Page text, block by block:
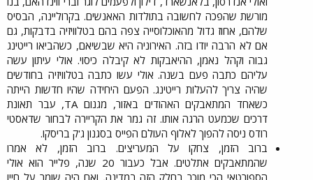
מורשת שהפכה לחשובה בתולדות האאנשים. בקרוליינה, הבסיס
שלהם, אחוז גדול מהאוכלוסייה צפה בהם בטלוויזיה בדבקות, גם
אם לא הרבה יודו בזה. האירוניה היא שבשיאם, כשהביאו רייטינג
גבוה וקהל נאמן, ההיאבקות לא קיבלה כיסוי. אולי עיתון עשה
עליהם כתבה פעם בשנה. אולי עשו כתבה בטלוויזיה בחודשים
שהיה צריך להעלות רייטינג. הפעם היחידה שהיו חדשות הייתה
כשאחד המתאבקים האהודים באזור, מגנום TA, עבר תאונת
דרכים שכמעט הרגה אותו. זה גמר את הקריירה לבחור שדאסטי
רודס ניסה להפוך לאלוף העולם הפייס בסגנון ג'ק בריסקו.​
ברוב הזמן, צחקו על המעריצים. ברוב הזמן, לא אמרו
שהמתאבקים אתלטים. אבל כעבור 20 שנה, פלייר הוא אולי
הספורטאי הכי מוכר בחלק הזה במדינה, ואם היה שומר על חייו